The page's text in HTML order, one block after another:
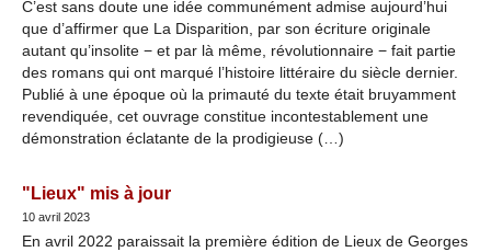
C’est sans doute une idée communément admise aujourd’hui
que d’affirmer que La Disparition, par son écriture originale
autant qu’insolite − et par là même, révolutionnaire − fait partie
des romans qui ont marqué l’histoire littéraire du siècle dernier.
Publié à une époque où la primauté du texte était bruyamment
revendiquée, cet ouvrage constitue incontestablement une
démonstration éclatante de la prodigieuse (…)
"Lieux" mis à jour
10 avril 2023
En avril 2022 paraissait la première édition de Lieux de Georges